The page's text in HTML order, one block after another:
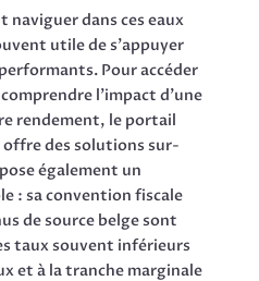
naviguer dans ces eaux
utile de s’appuyer
Pour accéder
l’impact d’une
rendement, le portail
des solutions sur-
également un
: sa convention fiscale
de source belge sont
taux souvent inférieurs
et à la tranche marginale